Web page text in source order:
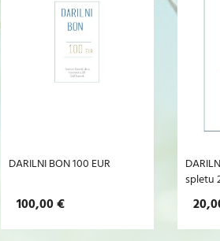
DARILNI BON 100 EUR
100,00 €
spletu